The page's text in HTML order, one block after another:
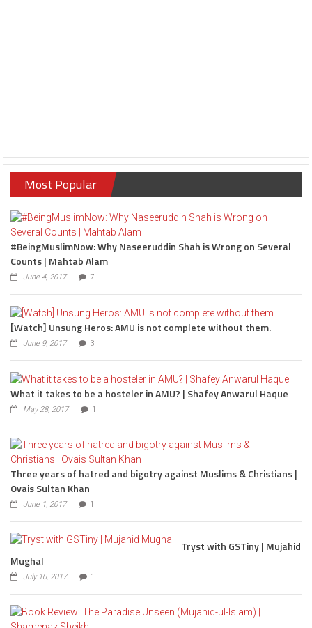
Most Popular
#BeingMuslimNow: Why Naseeruddin Shah is Wrong on Several
Counts | Mahtab Alam
June 4, 2017 7
[Watch] Unsung Heros: AMU is not complete without them.
June 9, 2017 3
What it takes to be a hosteler in AMU? | Shafey Anwarul Haque
May 28, 2017 1
Three years of hatred and bigotry against Muslims & Christians |
Ovais Sultan Khan
June 1, 2017 1
Tryst with GSTiny | Mujahid
Mughal
July 10, 2017 1